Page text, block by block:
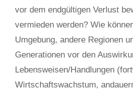
vor dem endgültigen Verlust
vermieden werden? Wie
Umgebung, andere Regionen
Generationen vor den
Lebensweisen/Handlungen
Wirtschaftswachstum,